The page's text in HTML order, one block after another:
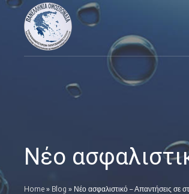
Πανελλήνια
Ομοσπονδία
Καθαριστηρίων
Ο επίσημος
ιστοχώρος της
Πανελλήνια
Ομοσπονδία
Νέο
Home » Blog » Νέο ασφαλιστικό – Απαντήσεις σε